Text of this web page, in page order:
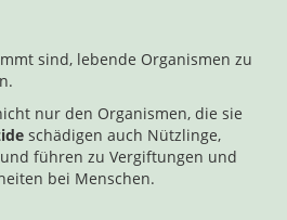
sind, lebende Organismen zu
nur den Organismen, die sie
schädigen auch Nützlinge,
führen zu Vergiftungen und
bei Menschen.